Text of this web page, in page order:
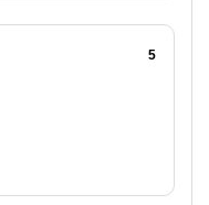
5